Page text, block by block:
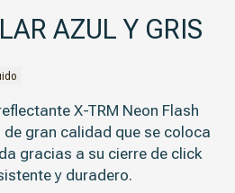
AZUL Y GRIS
X-TRM Neon Flash
gran calidad que se coloca
gracias a su cierre de click
y duradero.